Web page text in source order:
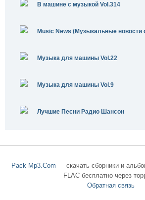
В машине с музыкой Vol.314
Music News (Музыкальные новости
Музыка для машины Vol.22
Музыка для машины Vol.9
Лучшие Песни Радио Шансон
Pack-Mp3.Com — скачать сборники и
FLAC бесплатно через
Обратная связь